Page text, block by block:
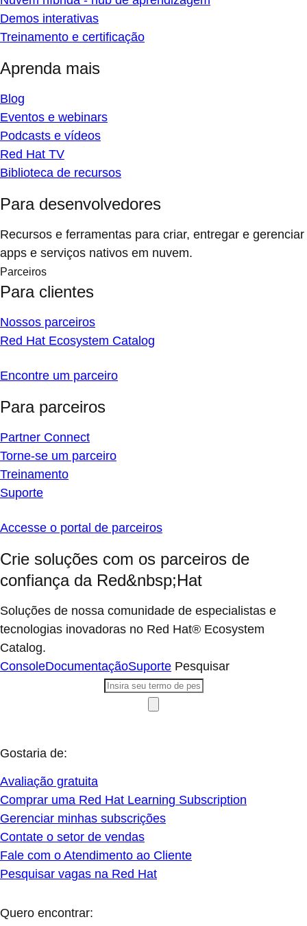
Demos interativas
Treinamento e certificação
Aprenda mais
Blog
Eventos e webinars
Podcasts e vídeos
Red Hat TV
Biblioteca de recursos
Para desenvolvedores
Recursos e ferramentas para criar, entregar e gerenciar
apps e serviços nativos em nuvem.
Parceiros
Para clientes
Nossos parceiros
Red Hat Ecosystem Catalog
Encontre um parceiro
Para parceiros
Partner Connect
Torne-se um parceiro
Treinamento
Suporte
Accesse o portal de parceiros
Crie soluções com os parceiros de
confiança da Red&nbsp;Hat
Soluções de nossa comunidade de especialistas e
tecnologias inovadoras no Red Hat® Ecosystem
Catalog.
ConsoleDocumentaçãoSuporte Pesquisar
Gostaria de:
Avaliação gratuita
Comprar uma Red Hat Learning Subscription
Gerenciar minhas subscrições
Contate o setor de vendas
Fale com o Atendimento ao Cliente
Pesquisar vagas na Red Hat
Quero encontrar: